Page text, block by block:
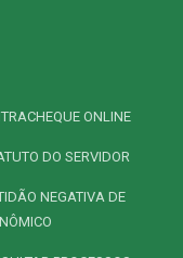
ONLINE
DO SERVIDOR
NEGATIVA DE